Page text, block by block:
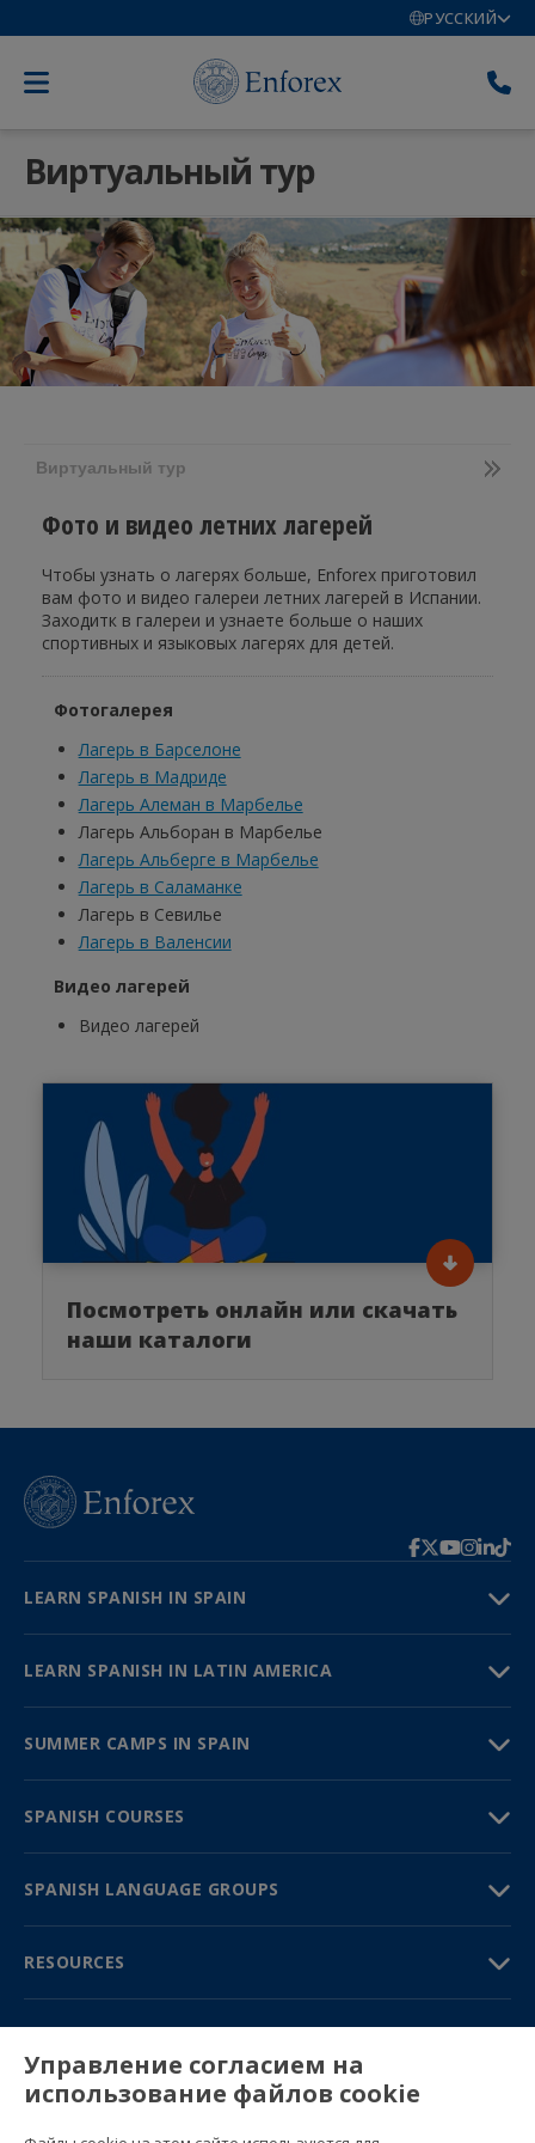
РУССКИЙ
Виртуальный тур
Виртуальный тур
Фото и видео летних лагерей
Чтобы узнать о лагерях больше, Enforex приготовил
вам фото и видео галереи летних лагерей в Испании.
Заходитк в галереи и узнаете больше о наших
спортивных и языковых лагерях для детей.
Фотогалерея
Лагерь в Барселоне
Лагерь в Мадриде
Лагерь Алеман в Марбелье
Лагерь Альборан в Марбелье
Лагерь Альберге в Марбелье
Лагерь в Саламанке
Лагерь в Севилье
Лагерь в Валенсии
Видео лагерей
Видео лагерей
Посмотреть онлайн или скачать
наши каталоги
LEARN SPANISH IN SPAIN
LEARN SPANISH IN LATIN AMERICA
SUMMER CAMPS IN SPAIN
SPANISH COURSES
SPANISH LANGUAGE GROUPS
RESOURCES
TRAVEL GUIDE
PARTNERS
Управление согласием на
использование файлов cookie